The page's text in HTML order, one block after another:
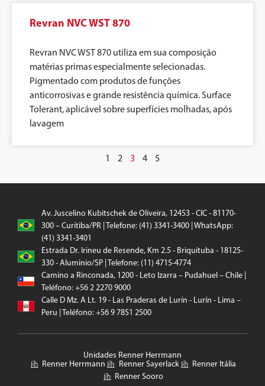
Revran NVC WST 870
Revran NVC WST 870 utiliza em sua composição
matérias primas especialmente selecionadas.
Pigmentado com produtos de funções
anticorrosivas e grande resistência química. Surface
Tolerant, aplicável sobre superfícies molhadas, após
lavagem
1 2 3 4 5
Av. Juscelino Kubitschek de Oliveira, 12453 - CIC - 81170-
300 – Curitiba/PR | Telefone: (41) 3341-3400 | WhatsApp:
(41) 3341-3401
Estrada Dr. Irineu de Resende, Km 2.5 - Briquituba - 18125-
330 - Aluminio/SP | Telefone: (11) 4715-4774
Camino a Rinconada, 1200 - Leto Izarra – Pudahuel – Chile |
Teléfono: +56 2 2270 9000
Calle D Mz. A Lt. 19 - Las Praderas de Lurín - Lurín - Lima –
Peru | Teléfono: +56 9 7851 2500
Unidades Renner Herrmann
Renner Herrmann
Renner Sayerlack
Renner Itália
Renner Sooro